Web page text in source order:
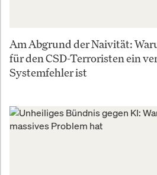
Am Abgrund der Naivität:
für den CSD-Terroristen ein
Systemfehler ist